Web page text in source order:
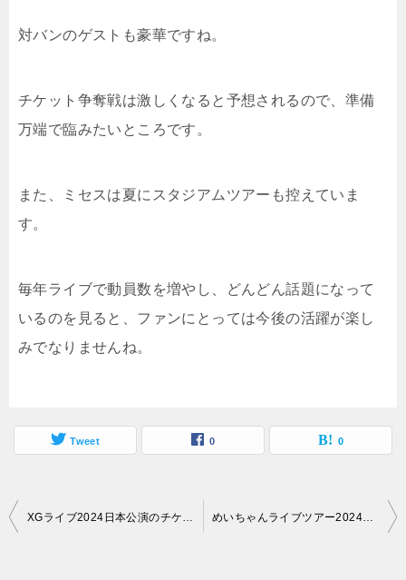
対バンのゲストも豪華ですね。
チケット争奪戦は激しくなると予想されるので、準備
万端で臨みたいところです。
また、ミセスは夏にスタジアムツアーも控えていま
す。
毎年ライブで動員数を増やし、どんどん話題になって
いるのを見ると、ファンにとっては今後の活躍が楽し
みでなりませんね。
Tweet 0 0
投
XGライブ2024日本公演のチケットの取り方は？開催日程と会場も詳しくご紹介 めいちゃんライブツアー2024のチケットの取り方は？公演日と会場はどうなっている？